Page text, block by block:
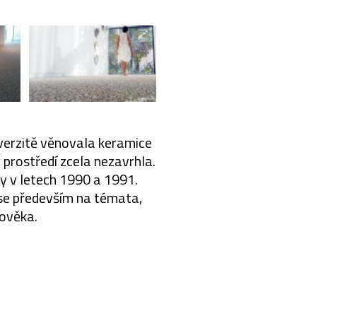
věnovala keramice
zcela nezavrhla.
v letech 1990 a 1991.
především na témata,